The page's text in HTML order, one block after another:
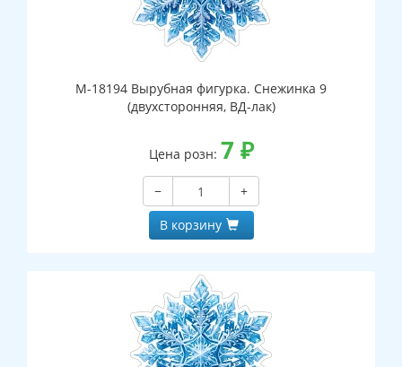
М-18194 Вырубная фигурка. Снежинка 9
(двухсторонняя, ВД-лак)
Цена розн: 7 ₽
−
+
В корзину